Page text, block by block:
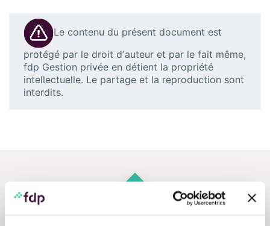
Le contenu du présent document est
protégé par le droit dʼauteur et par le fait même,
fdp Gestion privée en détient la propriété
intellectuelle. Le partage et la reproduction sont
interdits.